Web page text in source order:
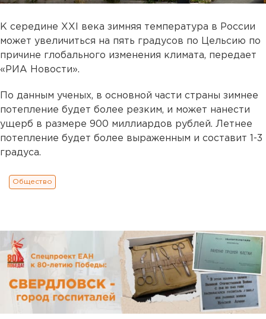
К середине XXI века зимняя температура в России
может увеличиться на пять градусов по Цельсию по
причине глобального изменения климата, передает
«РИА Новости».
По данным ученых, в основной части страны зимнее
потепление будет более резким, и может нанести
ущерб в размере 900 миллиардов рублей. Летнее
потепление будет более выраженным и составит 1-3
градуса.
Общество